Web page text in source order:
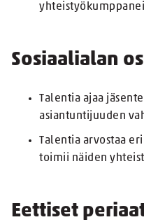
Sosiaalialan
Talentia ajaa
asiantuntijuuden
Talentia arvostaa
toimii näiden
Eettiset